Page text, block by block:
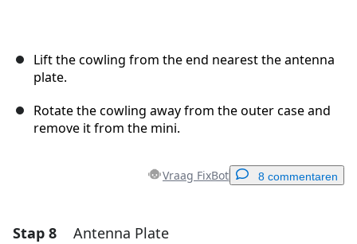
Lift the cowling from the end nearest the antenna
plate.
Rotate the cowling away from the outer case and
remove it from the mini.
Vraag FixBot 8 commentaren
Voeg een opmerking toe
Stap 8 Antenna Plate